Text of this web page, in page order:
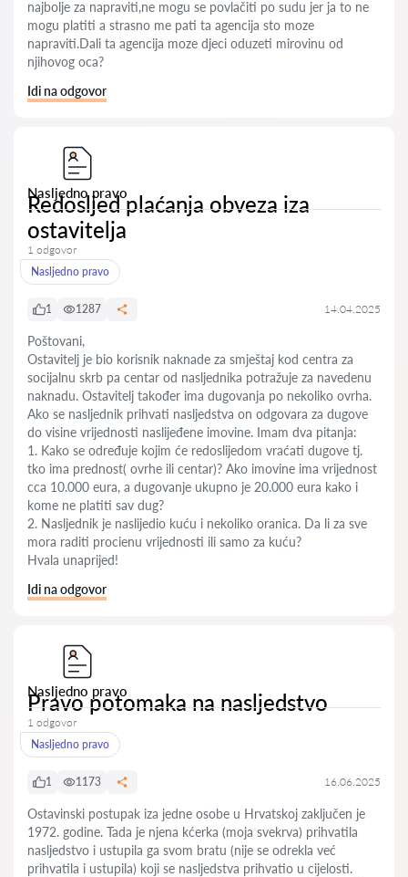
najbolje za napraviti,ne mogu se povlačiti po sudu jer ja to ne
mogu platiti a strasno me pati ta agencija sto moze
napraviti.Dali ta agencija moze djeci oduzeti mirovinu od
njihovog oca?
Idi na odgovor
Nasljedno pravo
Redosljed plaćanja obveza iza
ostavitelja
1 odgovor
Nasljedno pravo
1 1287 14.04.2025
Poštovani,
Ostavitelj je bio korisnik naknade za smještaj kod centra za
socijalnu skrb pa centar od nasljednika potražuje za navedenu
naknadu. Ostavitelj također ima dugovanja po nekoliko ovrha.
Ako se nasljednik prihvati nasljedstva on odgovara za dugove
do visine vrijednosti naslijeđene imovine. Imam dva pitanja:
1. Kako se određuje kojim će redoslijedom vraćati dugove tj.
tko ima prednost( ovrhe ili centar)? Ako imovine ima vrijednost
cca 10.000 eura, a dugovanje ukupno je 20.000 eura kako i
kome ne platiti sav dug?
2. Nasljednik je naslijedio kuću i nekoliko oranica. Da li za sve
mora raditi procienu vrijednosti ili samo za kuću?
Hvala unaprijed!
Idi na odgovor
Nasljedno pravo
Pravo potomaka na nasljedstvo
1 odgovor
Nasljedno pravo
1 1173 16.06.2025
Ostavinski postupak iza jedne osobe u Hrvatskoj zaključen je
1972. godine. Tada je njena kćerka (moja svekrva) prihvatila
nasljedstvo i ustupila ga svom bratu (nije se odrekla već
prihvatila i ustupila) koji se nasljedstva prihvatio u cijelosti.